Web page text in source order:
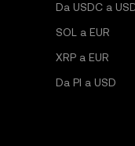
Da USDC a
SOL a EUR
XRP a EUR
Da PI a USD